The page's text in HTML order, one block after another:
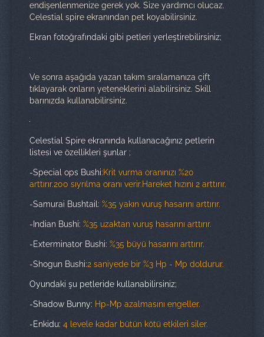
endişenlenmenize gerek yok. Size yardımcı olucaz.
Celestial spire ekranından pet koyabilirsiniz.
Ekran fotoğrafındaki gibi petleri yerleştirebilirsiniz;
Ve sonra aşağıda yazan takım sıralamanıza çift
tıklayarak onların yeteneklerini alabilirsiniz. Skill
barınızda kullanabilirsiniz.
Celestial Spire ekranında kullanacağınız petlerin
listesi ve özellikleri şunlar ;
-Special ops Bushi:Krit vurma oranınızı %20
arttırır.200 sıyrılma oranı verir.Hareket hızını 2 arttırır.
-Samurai Bushtail: %35 yakın vuruş hasarını arttırır.
-Indian Bushi: %35 uzaktan vuruş hasarını arttırır.
-Exterminator Bushi: %35 büyü hasarını arttırır.
-Shogun Bushi:2 saniyede bir %3 Hp - Mp doldurur.
Oyundaki şu petleride kullanabilirsiniz;
-Shadow Bunny: Hp-Mp azalmasını engeller.
-Enkidu: 4 levele kadar bütün kötü etkileri siler.